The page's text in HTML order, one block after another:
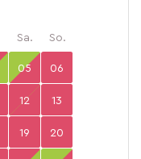
Sa. So.
05 06
12 13
19 20